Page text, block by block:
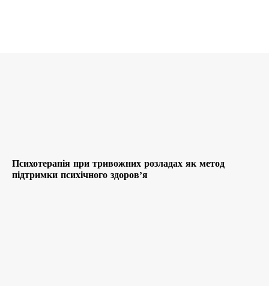
Психотерапія при тривожних розладах як метод
підтримки психічного здоров’я